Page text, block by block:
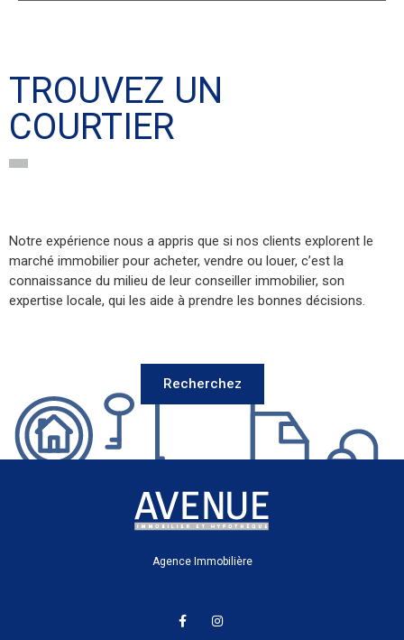
TROUVEZ UN
COURTIER
Recherchez
Agence Immobilière